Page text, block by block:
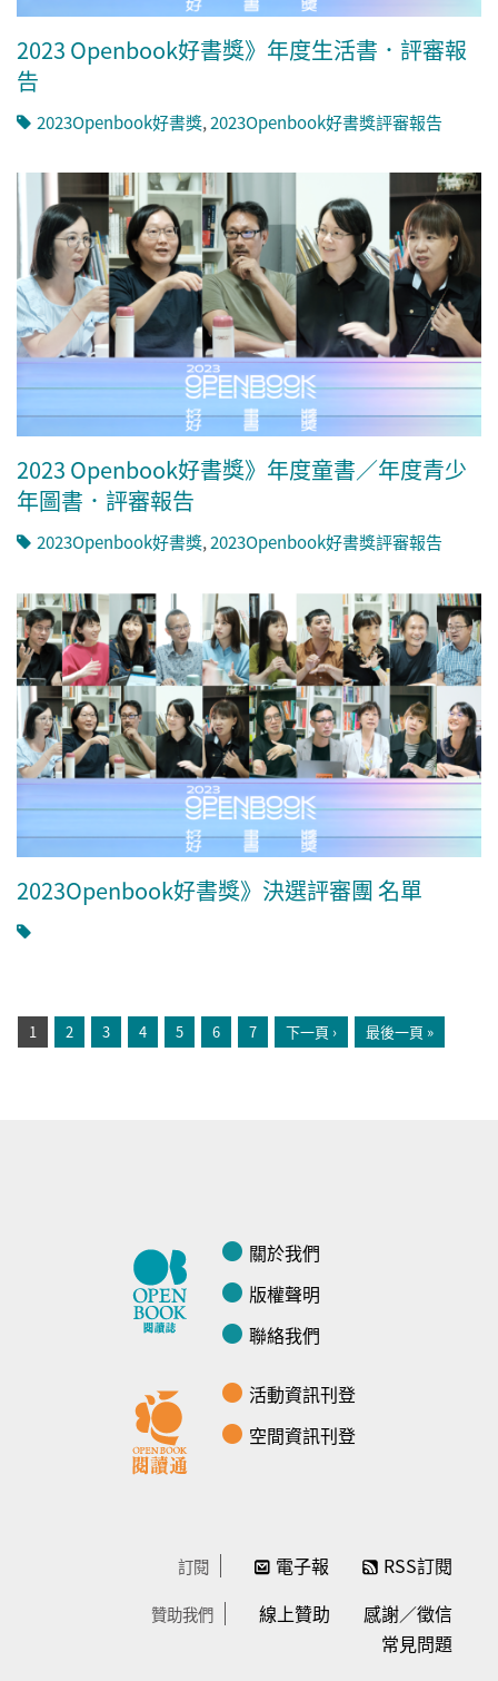
2023 Openbook好書獎》年度生活書．評審報
告
2023Openbook好書獎,2023Openbook好書獎評審報告
2023 Openbook好書獎》年度童書／年度青少
年圖書．評審報告
2023Openbook好書獎,2023Openbook好書獎評審報告
2023Openbook好書獎》決選評審團 名單
1 2 3 4 5 6 7 下一頁 › 最後一頁 »
關於我們
版權聲明
聯絡我們
活動資訊刊登
空間資訊刊登
訂閱 電子報 RSS訂閱
贊助我們 線上贊助
感謝／徵信
常見問題